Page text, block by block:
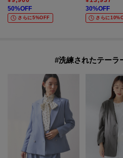
50%OFF
さらに5%OFF
30%OFF
さらに
#洗練されたテーラ